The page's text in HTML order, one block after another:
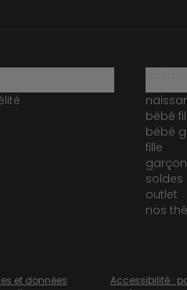
bébé
bébé
fille
garçon
soldes
outlet
nos
et données
Accessibilité :